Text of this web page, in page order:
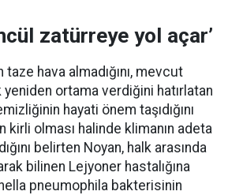
zatürreye yol açar’
taze hava almadığını, mevcut
yeniden ortama verdiğini hatırlatan
hayati önem taşıdığını
kirli olması halinde klimanın adeta
belirten Noyan, halk arasında
bilinen Lejyoner hastalığına
pneumophila bakterisinin